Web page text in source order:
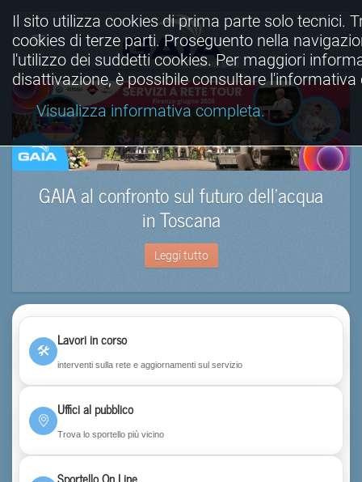
GAIA al confronto sul futuro dell’acqua
in Toscana
Leggi tutto
🛠
Lavori in corso
interventi sulla rete e aggiornamenti sul servizio
Uffici al pubblico
Trova lo sportello più vicino
Il sito utilizza cookies di prima parte solo tecnici.
cookies di terze parti. Proseguento nella
l'utilizzo dei suddetti cookies. Per maggiori
disattivazione, è possibile consultare
Visualizza informativa completa.